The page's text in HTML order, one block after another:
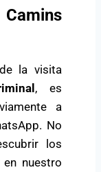
la visita
, es
a
No
los
en nuestro